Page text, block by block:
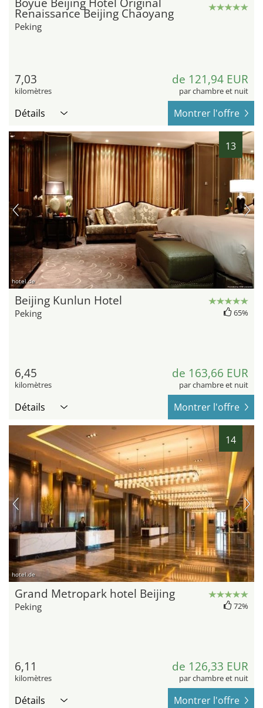
Renaissance Beijing Chaoyang
Peking
7,03
kilomètres
de 121,94 EUR
par chambre et nuit
Détails Montrer l'offre
13
hotel.de
Beijing Kunlun Hotel
Peking 65%
6,45
kilomètres
de 163,66 EUR
par chambre et nuit
Détails Montrer l'offre
14
hotel.de
Grand Metropark hotel Beijing
Peking 72%
6,11
kilomètres
de 126,33 EUR
par chambre et nuit
Détails Montrer l'offre